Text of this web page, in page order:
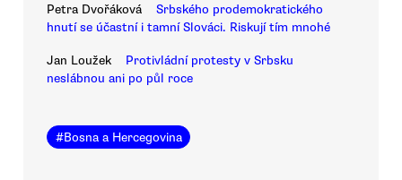
Petra Dvořáková
Srbského prodemokratického
hnutí se účastní i tamní Slováci. Riskují tím mnohé
Jan Loužek
Protivládní protesty v Srbsku
neslábnou ani po půl roce
#Bosna a Hercegovina